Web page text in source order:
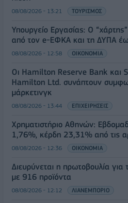
08/08/2026 - 13:21 ΤΟΥΡΙΣΜΟΣ
Υπουργείο Εργασίας: Ο
από τον e-ΕΦΚΑ και τη ΔΥΠΑ
08/08/2026 - 12:58 ΟΙΚΟΝΟΜΙΑ
Οι Hamilton Reserve Bank και
Hamilton Ltd. συνάπτουν
μάρκετινγκ
08/08/2026 - 13:44 ΕΠΙΧΕΙΡΗΣΕΙΣ
Χρηματιστήριο Αθηνών:
1,76%, κέρδη 23,31% από τις
08/08/2026 - 12:36 ΟΙΚΟΝΟΜΙΑ
Διευρύνεται η πρωτοβουλία για
με 916 προϊόντα
08/08/2026 - 12:12 ΛΙΑΝΕΜΠΟΡΙΟ